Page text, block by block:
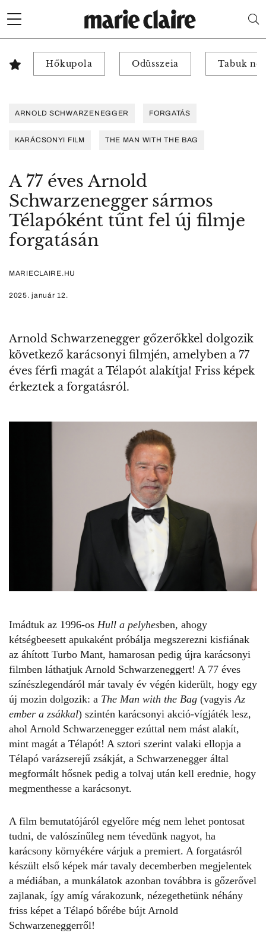
Hőkupola Odüsszeia Tabuk
ARNOLD SCHWARZENEGGER FORGATÁS
KARÁCSONYI FILM THE MAN WITH THE BAG
A 77 éves Arnold
Schwarzenegger sármos
Télapóként tűnt fel új filmje
forgatásán
MARIECLAIRE.HU
2025. január 12.
Arnold Schwarzenegger gőzerőkkel dolgozik
következő karácsonyi filmjén, amelyben a 77
éves férfi magát a Télapót alakítja! Friss képek
érkeztek a forgatásról.
Imádtuk az 1996-os Hull a pelyhesben, ahogy
kétségbeesett apukaként próbálja megszerezni kisfiának
az áhított Turbo Mant, hamarosan pedig újra karácsonyi
filmben láthatjuk Arnold Schwarzeneggert! A 77 éves
színészlegendáról már tavaly év végén kiderült, hogy egy
új mozin dolgozik: a The Man with the Bag (vagyis Az
ember a zsákkal) szintén karácsonyi akció-vígjáték lesz,
ahol Arnold Schwarzenegger ezúttal nem mást alakít,
mint magát a Télapót! A sztori szerint valaki ellopja a
Télapó varázserejű zsákját, a Schwarzenegger által
megformált hősnek pedig a tolvaj után kell erednie, hogy
megmenthesse a karácsonyt.
A film bemutatójáról egyelőre még nem lehet pontosat
tudni, de valószínűleg nem tévedünk nagyot, ha
karácsony környékére várjuk a premiert. A forgatásról
készült első képek már tavaly decemberben megjelentek
a médiában, a munkálatok azonban továbbra is gőzerővel
zajlanak, így amíg várakozunk, nézegethetünk néhány
friss képet a Télapó bőrébe bújt Arnold
Schwarzeneggerről!